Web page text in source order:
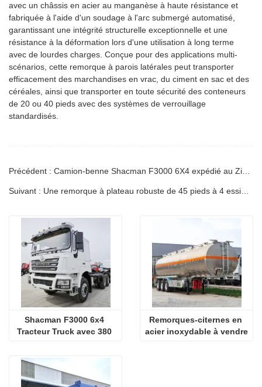
avec un châssis en acier au manganèse à haute résistance et
fabriquée à l'aide d'un soudage à l'arc submergé automatisé,
garantissant une intégrité structurelle exceptionnelle et une
résistance à la déformation lors d'une utilisation à long terme
avec de lourdes charges. Conçue pour des applications multi-
scénarios, cette remorque à parois latérales peut transporter
efficacement des marchandises en vrac, du ciment en sac et des
céréales, ainsi que transporter en toute sécurité des conteneurs
de 20 ou 40 pieds avec des systèmes de verrouillage
standardisés.
Précédent : Camion-benne Shacman F3000 6X4 expédié au Zimbabwe
Suivant : Une remorque à plateau robuste de 45 pieds à 4 essieux sera envoyée en Côte d'Ivoire
Shacman F3000 6x4
Tracteur Truck avec 380
Remorques-citernes en
acier inoxydable à vendre